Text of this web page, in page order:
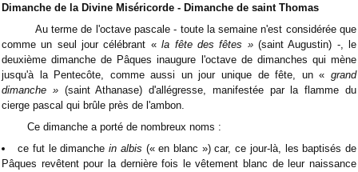
Dimanche de la Divine Miséricorde - Dimanche de saint Thomas
Au terme de l'octave pascale - toute la semaine n'est considérée que
comme un seul jour célébrant «la fête des fêtes »(saint Augustin) -, le
deuxième dimanche de Pâques inaugure l'octave de dimanches qui mène
jusqu'à la Pentecôte, comme aussi un jour unique de fête, un « grand
dimanche »(saint Athanase) d'allégresse, manifestée par la flamme du
cierge pascal qui brûle près de l'ambon.
Ce dimanche a porté de nombreux noms :
ce fut le dimanchein albis (« en blanc ») car, ce jour-là, les baptisés de
Pâques revêtent pour la dernière fois le vêtement blanc de leur naissance